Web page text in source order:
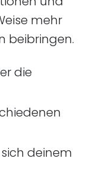
mehr
beibringen.
die
deinem